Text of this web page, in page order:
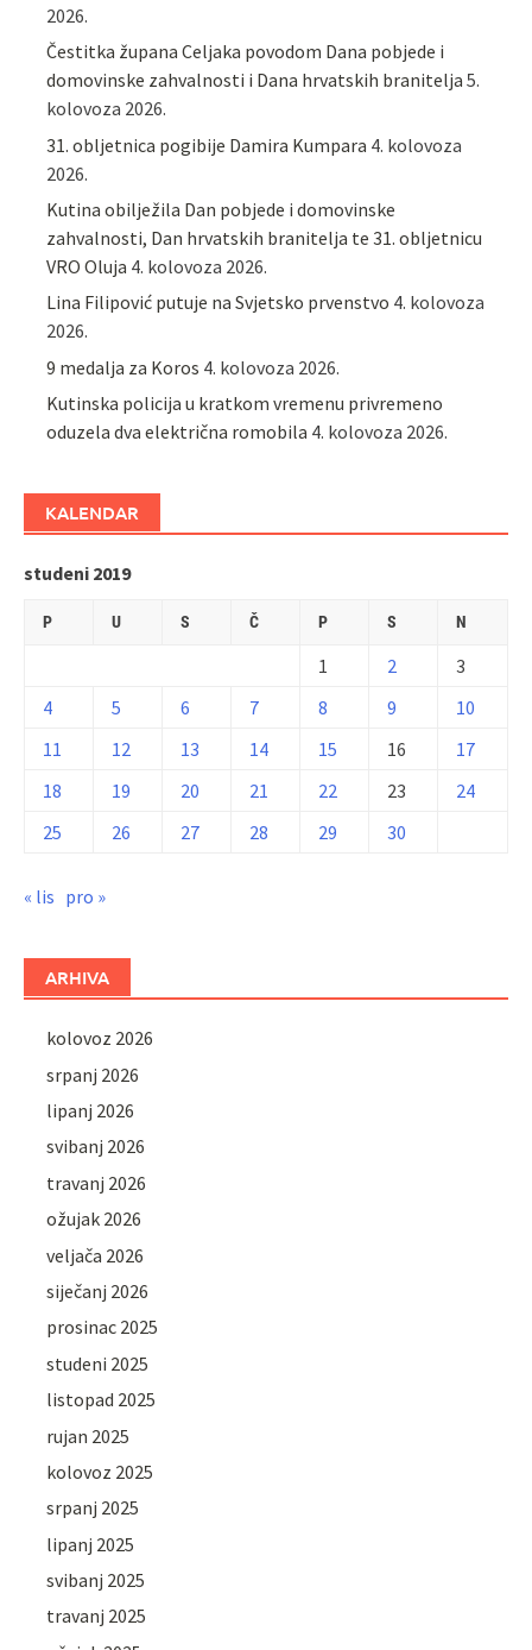
2026.
Čestitka župana Celjaka povodom Dana pobjede i
domovinske zahvalnosti i Dana hrvatskih branitelja 5.
kolovoza 2026.
31. obljetnica pogibije Damira Kumpara 4. kolovoza
2026.
Kutina obilježila Dan pobjede i domovinske
zahvalnosti, Dan hrvatskih branitelja te 31. obljetnicu
VRO Oluja 4. kolovoza 2026.
Lina Filipović putuje na Svjetsko prvenstvo 4. kolovoza
2026.
9 medalja za Koros 4. kolovoza 2026.
Kutinska policija u kratkom vremenu privremeno
oduzela dva električna romobila 4. kolovoza 2026.
KALENDAR
studeni 2019
P U S Č P S N
1 2
3
4
5 6 7 8 9
10
11
12 13 14 15 16
17
18
19 20 21 22 23
24
25
26 27 28 29 30
« lis pro »
ARHIVA
kolovoz 2026
srpanj 2026
lipanj 2026
svibanj 2026
travanj 2026
ožujak 2026
veljača 2026
siječanj 2026
prosinac 2025
studeni 2025
listopad 2025
rujan 2025
kolovoz 2025
srpanj 2025
lipanj 2025
svibanj 2025
travanj 2025